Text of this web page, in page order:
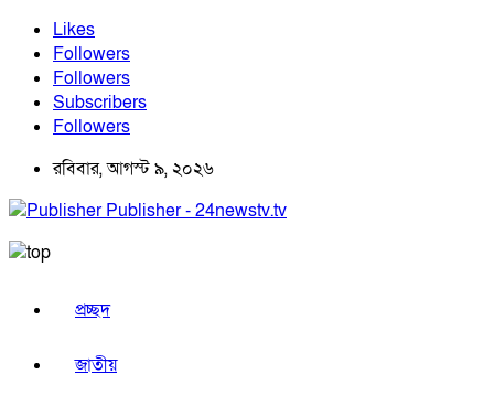
Likes
Followers
Followers
Subscribers
Followers
রবিবার, আগস্ট ৯, ২০২৬
Publisher - 24newstv.tv
প্রচ্ছদ
জাতীয়